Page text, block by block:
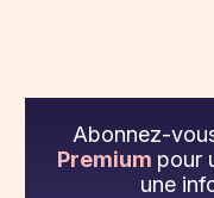
Abonnez-
Premium pour
une